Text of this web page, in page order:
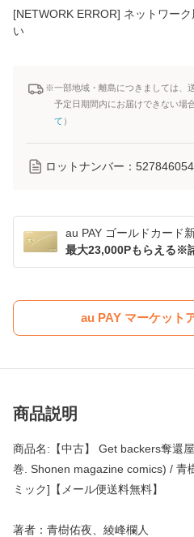
[NETWORK ERROR] ネットワー
い
※一部地域・離島につきましては、
予定日期間内にお届けできない場
て ）
ロットナンバー： 527846054
au PAY ゴールドカード
最大23,000Pもらえる※
au PAY マーケット
商品説明
商品名:【中古】 Get backers奪還
巻. Shonen magazine comics) / 青
ミック]【メール便送料無料】
著者：青樹佑夜、綾峰欄人